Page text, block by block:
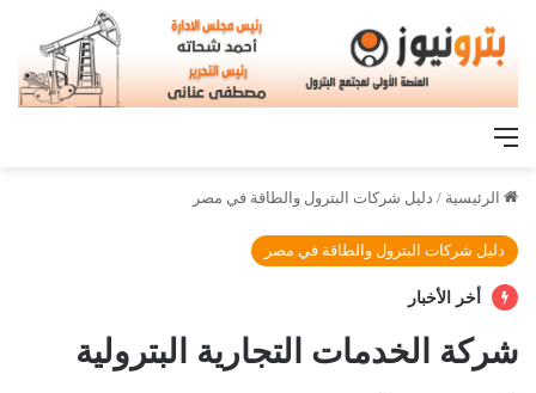
القائمة
الرئيسية / دليل شركات البترول والطاقة في مصر
دليل شركات البترول والطاقة في مصر
أخر الأخبار
شركة الخدمات التجارية البترولية